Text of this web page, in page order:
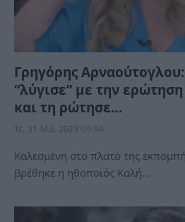
Γρηγόρης
“λύγισε” με την
και τη ρώτησε…
Τε, 31 Μάι 2023 09:04
Καλεσμένη στο πλατό της
βρέθηκε η ηθοποιός Καλή…